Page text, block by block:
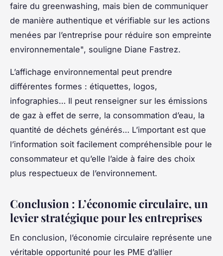
faire du greenwashing, mais bien de communiquer
de manière authentique et vérifiable sur les actions
menées par l’entreprise pour réduire son empreinte
environnementale", souligne Diane Fastrez.
L’affichage environnemental peut prendre
différentes formes : étiquettes, logos,
infographies… Il peut renseigner sur les émissions
de gaz à effet de serre, la consommation d’eau, la
quantité de déchets générés… L’important est que
l’information soit facilement compréhensible pour le
consommateur et qu’elle l’aide à faire des choix
plus respectueux de l’environnement.
Conclusion : L’économie circulaire, un
levier stratégique pour les entreprises
En conclusion, l’économie circulaire représente une
véritable opportunité pour les PME d’allier